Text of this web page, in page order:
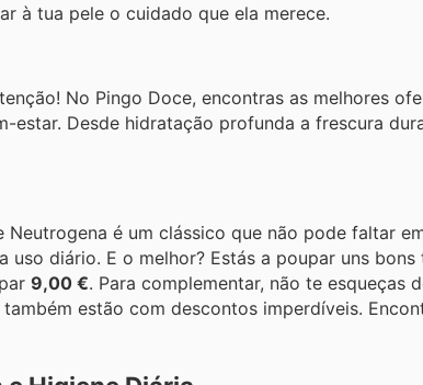
à tua pele o cuidado que ela merece.
No Pingo Doce, encontras as melhores
Desde hidratação profunda a frescura
é um clássico que não pode faltar
diário. E o melhor? Estás a poupar uns bons
9,00 €. Para complementar, não te esqueças
estão com descontos imperdíveis.